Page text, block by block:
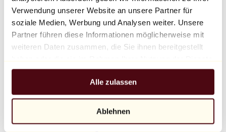
Verwendung unserer Website an unsere Partner für
soziale Medien, Werbung und Analysen weiter. Unsere
Partner führen diese Informationen möglicherweise mit
weiteren Daten zusammen, die Sie ihnen bereitgestellt
gesammelt haben.
Alle zulassen
Ablehnen
Balloon Dog (Orange)
Jeff Koons
10.000 €
Entdecken
Alle Bildhauer
Alle Fotografen